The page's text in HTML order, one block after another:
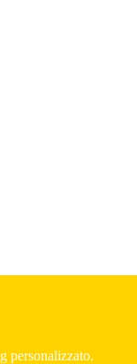
personalizzato.